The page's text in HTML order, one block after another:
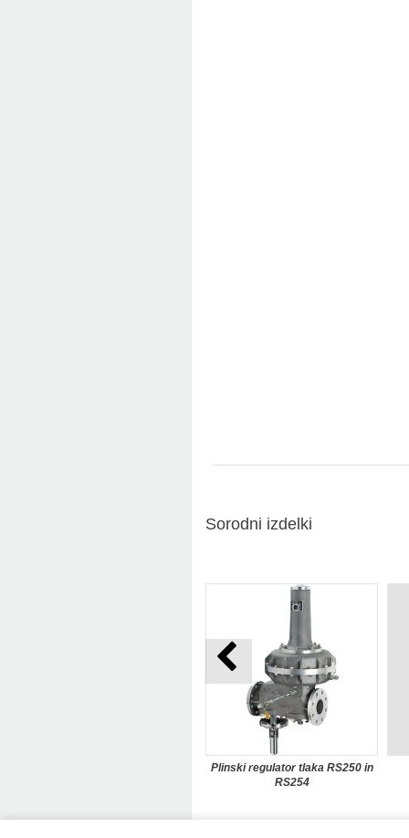
Sorodni izdelki
Plinski regulator tlaka RS250 in
RS254